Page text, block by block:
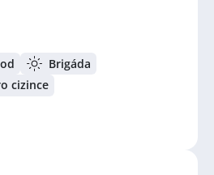
Brigáda
cizince